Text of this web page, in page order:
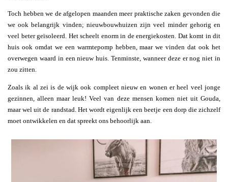
Toch hebben we de afgelopen maanden meer praktische zaken gevonden die
we ook belangrijk vinden; nieuwbouwhuizen zijn veel minder gehorig en
veel beter geïsoleerd. Het scheelt enorm in de energiekosten. Dat komt in dit
huis ook omdat we een warmtepomp hebben, maar we vinden dat ook het
overwegen waard in een nieuw huis. Tenminste, wanneer deze er nog niet in
zou zitten.
Zoals ik al zei is de wijk ook compleet nieuw en wonen er heel veel jonge
gezinnen, alleen maar leuk! Veel van deze mensen komen niet uit Gouda,
maar wel uit de randstad. Het wordt eigenlijk een beetje een dorp die zichzelf
moet ontwikkelen en dat spreekt ons behoorlijk aan.